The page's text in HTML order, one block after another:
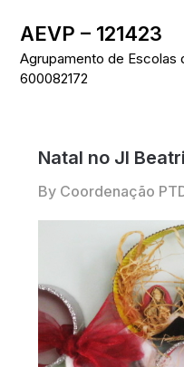
content
AEVP – 121423
Agrupamento de Escolas
600082172
Natal no JI
By Coordenação